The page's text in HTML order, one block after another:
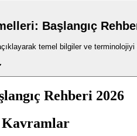
Başlangıç
temel bilgiler ve
Rehberi 2026
Kavramlar